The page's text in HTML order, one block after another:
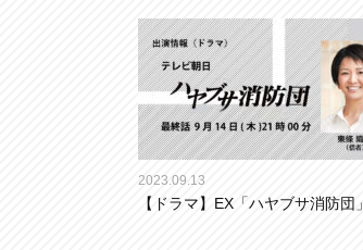
2023.09.13
【ドラマ】EX「ハヤブサ消防団」